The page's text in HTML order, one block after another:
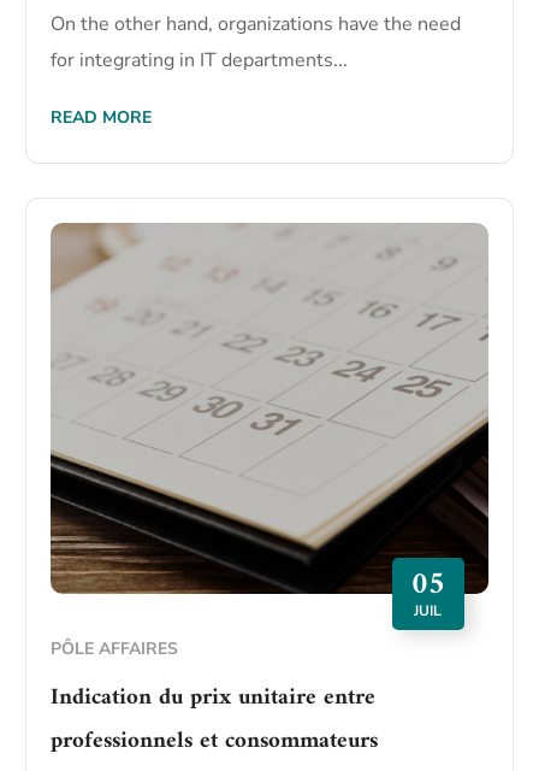
On the other hand, organizations have the need
for integrating in IT departments...
READ MORE
05
JUIL
PÔLE AFFAIRES
Indication du prix unitaire entre
professionnels et consommateurs